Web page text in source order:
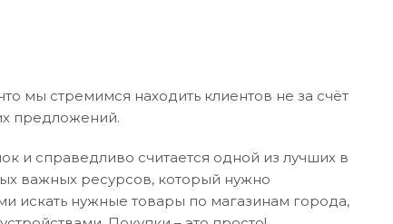
мы стремимся находить клиентов не за счёт
предложений.
и справедливо считается одной из лучших в
важных ресурсов, который нужно
искать нужные товары по магазинам города,